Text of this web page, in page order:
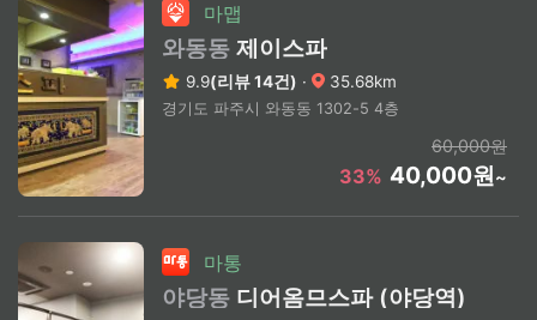
마맵
와동동 제이스파
9.9(리뷰 14건) · 35.68km
경기도 파주시 와동동 1302-5 4층
60,000원
33% 40,000원~
마통
야당동 디어옴므스파 (야당역)